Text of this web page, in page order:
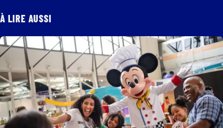
À LIRE AUSSI